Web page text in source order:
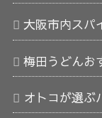
大阪市内スパ
梅田うどんお
オトコが選ぶ